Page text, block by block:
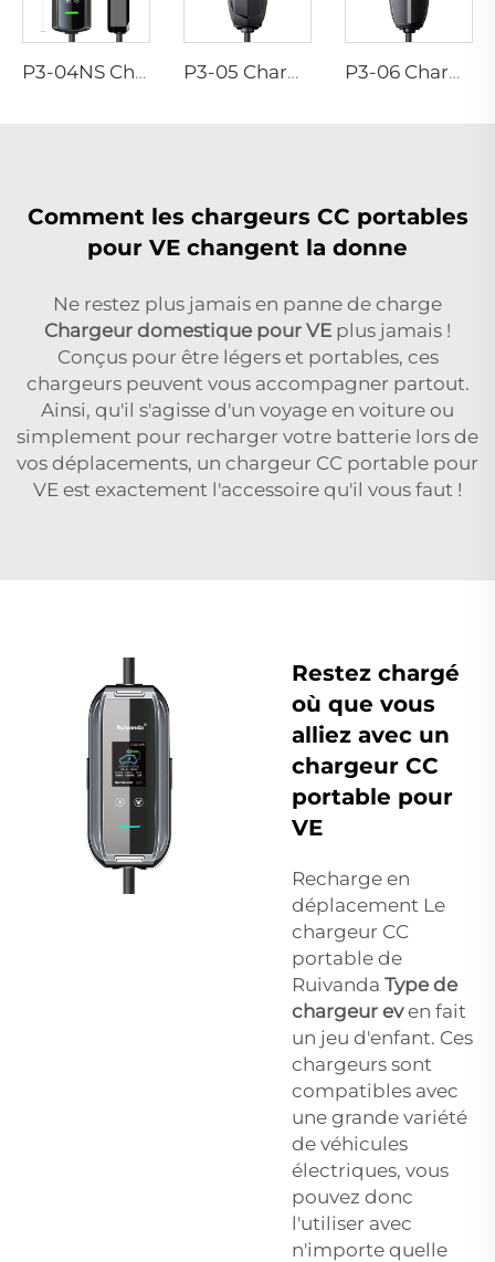
P3-04NS Chargeur EV portable P3-05 Chargeur EV portable P3-06 Chargeur EV portable
Comment les chargeurs CC portables
pour VE changent la donne
Ne restez plus jamais en panne de charge
Chargeur domestique pour VE plus jamais !
Conçus pour être légers et portables, ces
chargeurs peuvent vous accompagner partout.
Ainsi, qu'il s'agisse d'un voyage en voiture ou
simplement pour recharger votre batterie lors de
vos déplacements, un chargeur CC portable pour
VE est exactement l'accessoire qu'il vous faut !
Restez chargé
où que vous
alliez avec un
chargeur CC
portable pour
VE
Recharge en
déplacement Le
chargeur CC
portable de
Ruivanda Type de
chargeur even fait
un jeu d'enfant. Ces
chargeurs sont
compatibles avec
une grande variété
de véhicules
électriques, vous
pouvez donc
l'utiliser avec
n'importe quelle